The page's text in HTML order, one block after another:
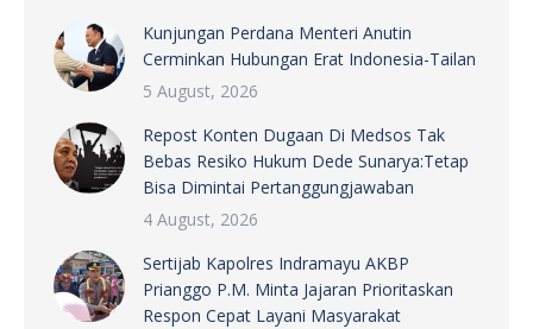
Kunjungan Perdana Menteri Anutin
Cerminkan Hubungan Erat Indonesia-Tailan
5 August, 2026
Repost Konten Dugaan Di Medsos Tak
Bebas Resiko Hukum Dede Sunarya:Tetap
Bisa Dimintai Pertanggungjawaban
4 August, 2026
Sertijab Kapolres Indramayu AKBP
Prianggo P.M. Minta Jajaran Prioritaskan
Respon Cepat Layani Masyarakat